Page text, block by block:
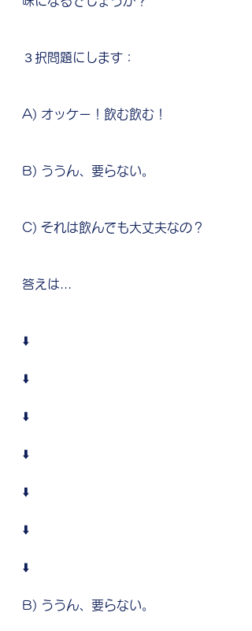
３択問題にします：
A) オッケー！飲む飲む！
B) ううん、要らない。
C) それは飲んでも大丈夫なの？
答えは...
⬇️
⬇️
⬇️
⬇️
⬇️
⬇️
⬇️
B) ううん、要らない。